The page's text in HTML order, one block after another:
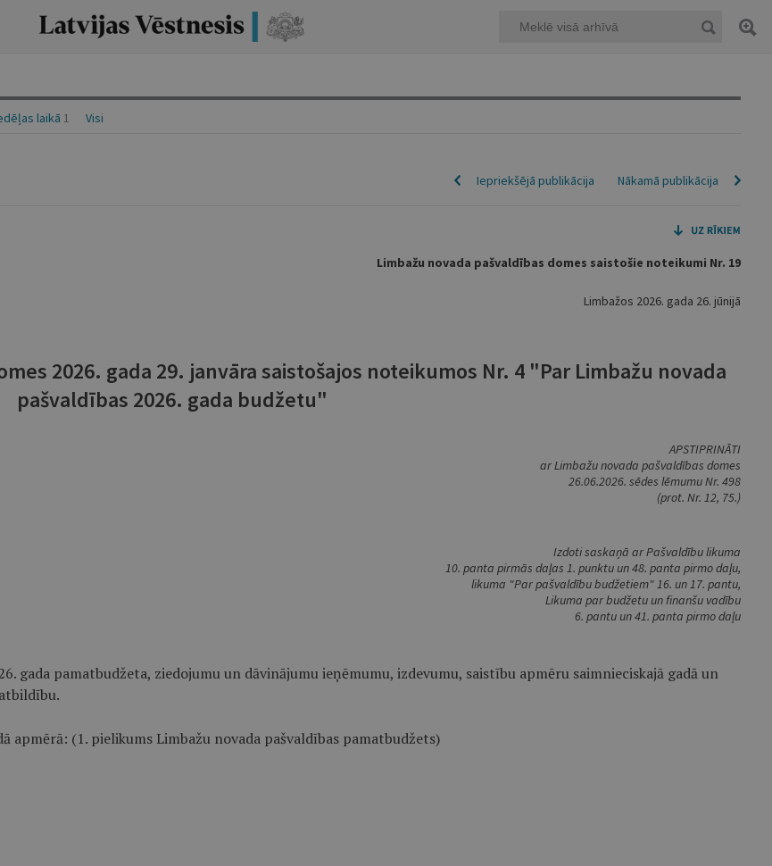
laikā 1 Visi
Nākamā publikācija
Iepriekšējā publikācija
Limbažu novada pašvaldības domes saistošie noteikumi Nr. 19
Limbažos 2026. gada 26. jūnijā
2026. gada 29. janvāra saistošajos noteikumos Nr. 4 "Par Limbažu novada
pašvaldības 2026. gada budžetu"
APSTIPRINĀTI
ar Limbažu novada pašvaldības domes
26.06.2026. sēdes lēmumu Nr. 498
(prot. Nr. 12, 75.)
Izdoti saskaņā ar Pašvaldību likuma
10. panta pirmās daļas 1. punktu un 48. panta pirmo daļu,
likuma "Par pašvaldību budžetiem" 16. un 17. pantu,
Likuma par budžetu un finanšu vadību
6. pantu un 41. panta pirmo daļu
gada pamatbudžeta, ziedojumu un dāvinājumu ieņēmumu, izdevumu, saistību apmēru saimnieciskajā gadā un
(1. pielikums Limbažu novada pašvaldības pamatbudžets)